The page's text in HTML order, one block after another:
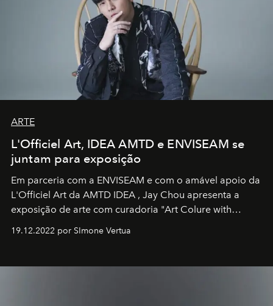
ARTE
L'Officiel Art, IDEA AMTD e ENVISEAM se
juntam para exposição
Em parceria com a ENVISEAM e com o amável apoio da
L'Officiel Art da AMTD IDEA , Jay Chou apresenta a
exposição de arte com curadoria "Art Colure with
19.12.2022 por SImone Vertua